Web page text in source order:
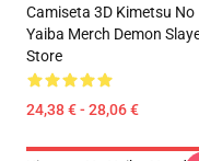
Camiseta 3D Kimetsu No
Yaiba Merch Demon
Store
24,38 € - 28,06 €